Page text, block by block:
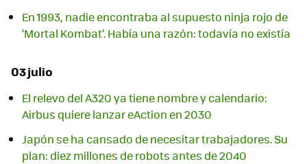
En 1993, nadie encontraba al supuesto ninja rojo de
‘Mortal Kombat’. Había una razón: todavía no existía
03 julio
El relevo del A320 ya tiene nombre y calendario:
Airbus quiere lanzar eAction en 2030
Japón se ha cansado de necesitar trabajadores. Su
plan: diez millones de robots antes de 2040